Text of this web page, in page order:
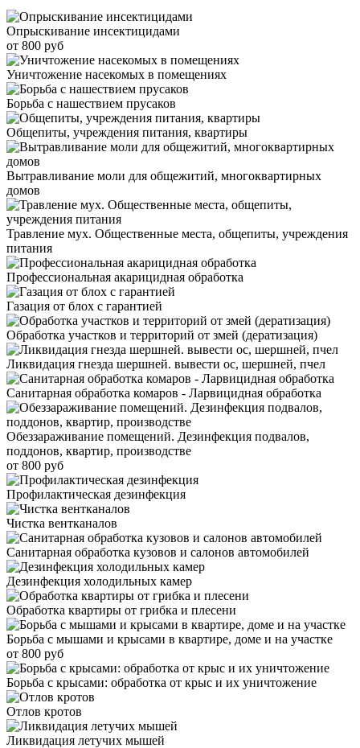
Опрыскивание инсектицидами
от 800 руб
Уничтожение насекомых в помещениях
Борьба с нашествием прусаков
Общепиты, учреждения питания, квартиры
Вытравливание моли для общежитий, многоквартирных
домов
Травление мух. Общественные места, общепиты, учреждения
питания
Профессиональная акарицидная обработка
Газация от блох с гарантией
Обработка участков и территорий от змей (дератизация)
Ликвидация гнезда шершней. вывести ос, шершней, пчел
Санитарная обработка комаров - Ларвицидная обработка
Обеззараживание помещений. Дезинфекция подвалов,
поддонов, квартир, производстве
от 800 руб
Профилактическая дезинфекция
Чистка вентканалов
Санитарная обработка кузовов и салонов автомобилей
Дезинфекция холодильных камер
Обработка квартиры от грибка и плесени
Борьба с мышами и крысами в квартире, доме и на участке
от 800 руб
Борьба с крысами: обработка от крыс и их уничтожение
Отлов кротов
Ликвидация летучих мышей